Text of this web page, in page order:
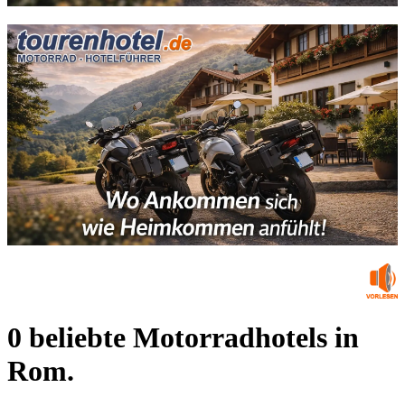
0 beliebte Motorradhotels in
Rom.